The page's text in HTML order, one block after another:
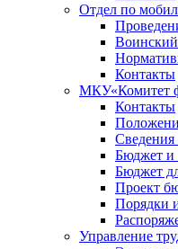
Отдел по
Контакты
МКУ«Комитет
Контакты
Бюджет и
Бюджет
Проект
Порядки
Управление